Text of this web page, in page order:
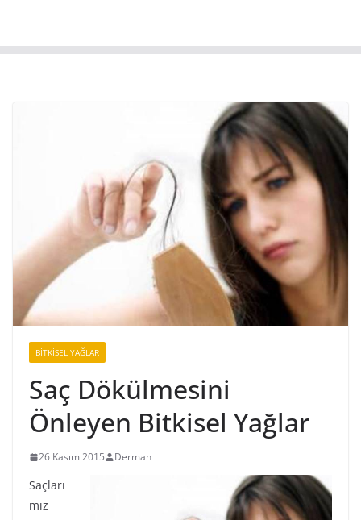
BİTKİSEL YAĞLAR
Saç Dökülmesini
Önleyen Bitkisel Yağlar
26 Kasım 2015 Derman
Saçları
mız